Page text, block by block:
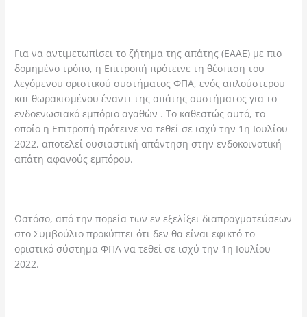
Για να αντιμετωπίσει το ζήτημα της απάτης (ΕΑΑΕ) με πιο
δομημένο τρόπο, η Επιτροπή πρότεινε τη θέσπιση του
λεγόμενου οριστικού συστήματος ΦΠΑ, ενός απλούστερου
και θωρακισμένου έναντι της απάτης συστήματος για το
ενδοενωσιακό εμπόριο αγαθών . Το καθεστώς αυτό, το
οποίο η Επιτροπή πρότεινε να τεθεί σε ισχύ την 1η Ιουλίου
2022, αποτελεί ουσιαστική απάντηση στην ενδοκοινοτική
απάτη αφανούς εμπόρου.
Ωστόσο, από την πορεία των εν εξελίξει διαπραγματεύσεων
στο Συμβούλιο προκύπτει ότι δεν θα είναι εφικτό το
οριστικό σύστημα ΦΠΑ να τεθεί σε ισχύ την 1η Ιουλίου
2022.